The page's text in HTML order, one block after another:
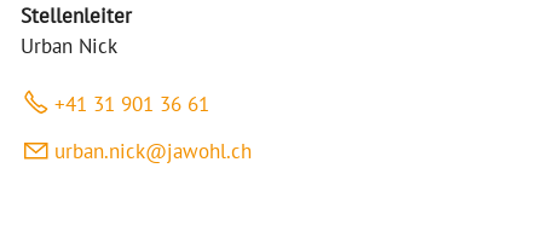
Stellenleiter
Urban Nick
+41 31 901 36 61
rb n n ck j w hlch